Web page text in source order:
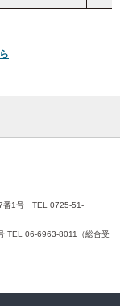
番1号 TEL 0725-51-
TEL 06-6963-8011（総合受